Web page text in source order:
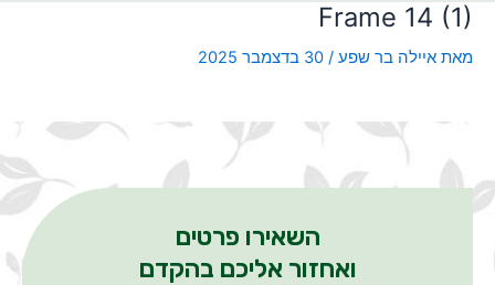
Frame 14 (1)
מאת איילה בר שפע / 30 בדצמבר 2025
השאירו פרטים
ואחזור אליכם בהקדם